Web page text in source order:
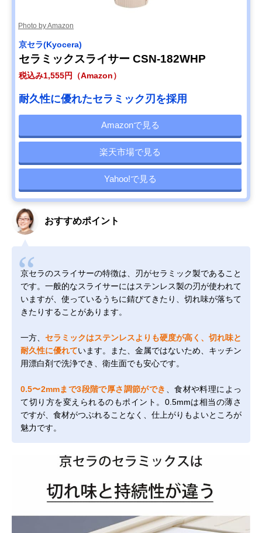
Photo by Amazon
京セラ(Kyocera)
セラミックスライサー CSN-182WHP
税込み1,555円（Amazon）
耐久性に優れたセラミック刃を採用
Amazonで見る
楽天市場で見る
Yahoo!で見る
おすすめポイント
京セラのスライサーの特徴は、刃がセラミック製であること
です。一般的なスライサーにはステンレス製の刃が使われて
いますが、使っているうちに錆びてきたり、切れ味が落ちて
きたりすることがあります。
一方、 セラミックはステンレスよりも硬度が高く、切れ味と
耐久性に優れています。また、金属ではないため、キッチン
用漂白剤で洗浄でき、衛生面でも安心です。
0.5〜2mmまで3段階で厚さ調節ができ
、食材や料理によっ
て切り方を変えられるのもポイント。0.5mmは相当の薄さ
ですが、食材がつぶれることなく、仕上がりもよいところが
魅力です。